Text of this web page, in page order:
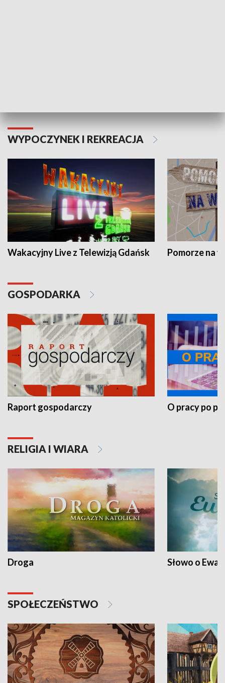
WYPOCZYNEK I REKREACJA
Wakacyjny Live z Telewizją Gdańsk Pomorze na
GOSPODARKA
Raport gospodarczy O pracy po
RELIGIA I WIARA
Droga Słowo o
SPOŁECZEŃSTWO